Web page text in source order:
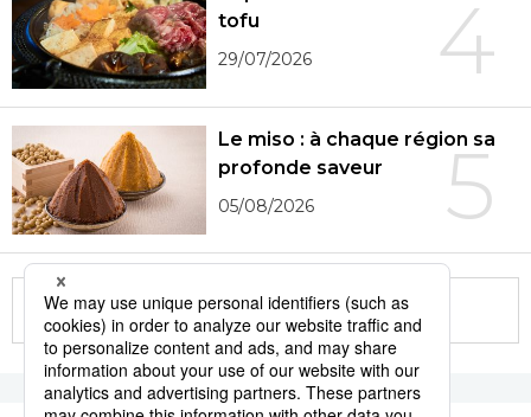
4
tofu
29/07/2026
5
Le miso : à chaque région sa
profonde saveur
05/08/2026
More in this series